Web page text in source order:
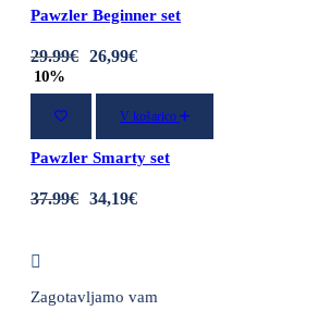
Pawzler Beginner set
29.99€ 26,99€
10%
V košarico
Pawzler Smarty set
37.99€ 34,19€
Zagotavljamo vam